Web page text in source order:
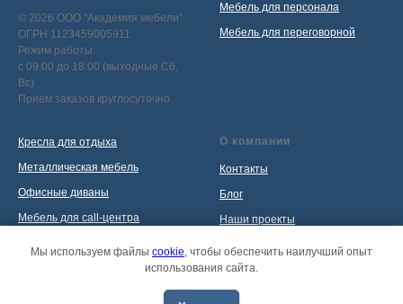
Мы используем файлы cookie, чтобы обеспечить наилучший опыт
использования сайта.
© 2026 ООО "Академия мебели"
ОГРН 1123459005911
Режим работы:
с 09:00 до 18:00 (выходные Сб,
Вс)
Прием заказов круглосуточно
Мебель для персонала
Мебель для переговорной
Кресла для отдыха
Металлическая мебель
Офисные диваны
Мебель для call-центра
О компании
Контакты
Блог
Наши проекты
Политика обработки
персональных данных